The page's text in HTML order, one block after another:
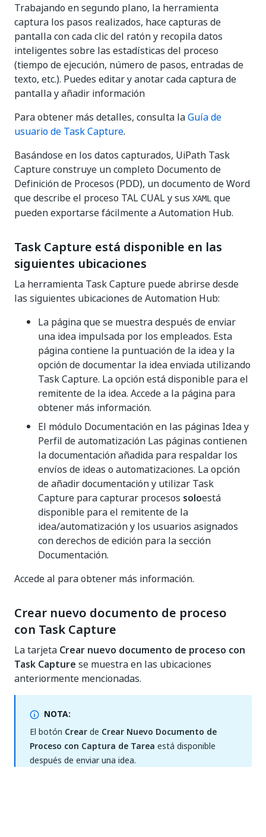
Trabajando en segundo plano, la herramienta
captura los pasos realizados, hace capturas de
pantalla con cada clic del ratón y recopila datos
inteligentes sobre las estadísticas del proceso
(tiempo de ejecución, número de pasos, entradas de
texto, etc.). Puedes editar y anotar cada captura de
pantalla y añadir información
Para obtener más detalles, consulta laGuía de
usuario de Task Capture.
Basándose en los datos capturados, UiPath Task
Capture construye un completo Documento de
Definición de Procesos (PDD), un documento de Word
que describe el proceso TAL CUAL y sus XAML que
pueden exportarse fácilmente a Automation Hub.
Task Capture está disponible en las
siguientes ubicaciones
La herramienta Task Capture puede abrirse desde
las siguientes ubicaciones de Automation Hub:
La página que se muestra después de enviar
una idea impulsada por los empleados. Esta
página contiene la puntuación de la idea y la
opción de documentar la idea enviada utilizando
Task Capture. La opción está disponible para el
remitente de la idea. Accede a la página para
obtener más información.
El módulo Documentación en las páginas Idea y
Perfil de automatización Las páginas contienen
la documentación añadida para respaldar los
envíos de ideas o automatizaciones. La opción
de añadir documentación y utilizar Task
Capture para capturar procesos soloestá
disponible para el remitente de la
idea/automatización y los usuarios asignados
con derechos de edición para la sección
Documentación.
Accede al para obtener más información.
Crear nuevo documento de proceso
con Task Capture
La tarjeta Crear nuevo documento de proceso con
Task Capture se muestra en las ubicaciones
anteriormente mencionadas.
NOTA:
El botón Crearde Crear Nuevo Documento de
Proceso con Captura de Tarea está disponible
después de enviar una idea.